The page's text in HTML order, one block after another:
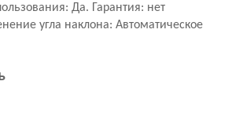
Да. Гарантия: нет
угла наклона: Автоматическое